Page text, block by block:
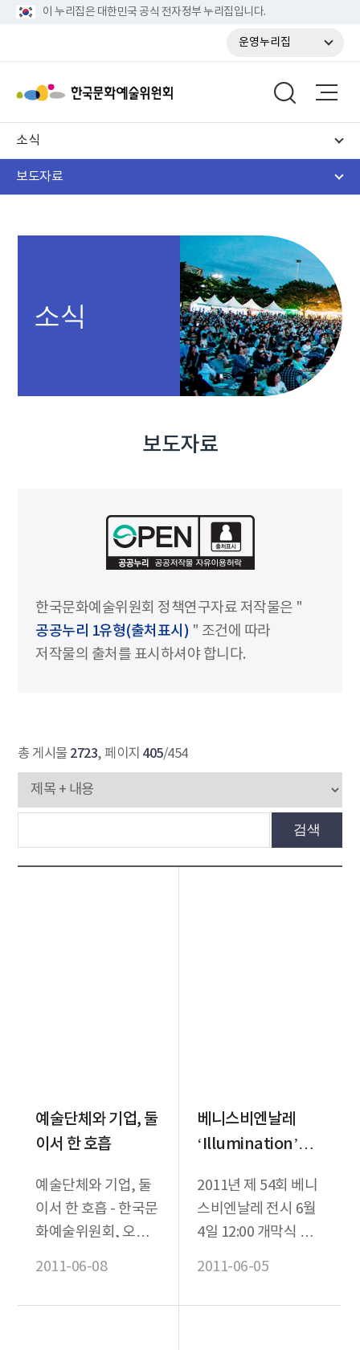
이 누리집은 대한민국 공식 전자정부 누리집입니다.
운영누리집
소식
보도자료
소식
보도자료
한국문화예술위원회 정책연구자료 저작물은 "
공공누리 1유형(출처표시) " 조건에 따라
저작물의 출처를 표시하셔야 합니다.
총 게시물 2723, 페이지 405/454
검색
예술단체와 기업, 둘
이서 한 호흡
예술단체와 기업, 둘
이서 한 호흡 - 한국문
화예술위원회, 오는
리지대학 출판부 사
2011-06-08
베니스비엔날레
‘Illumination’으
2011년 제 54회 베니
스비엔날레 전시 6월
4일 12:00 개막식 개
Schlingensie...
2011-06-05